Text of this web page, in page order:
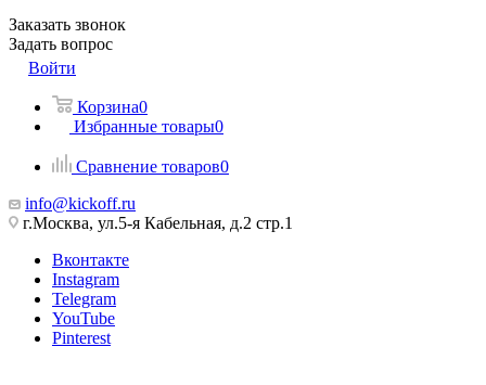
Заказать звонок
Задать вопрос
Войти
Корзина0
Избранные товары0
Сравнение товаров0
info@kickoff.ru
г.Москва, ул.5-я Кабельная, д.2 стр.1
Вконтакте
Instagram
Telegram
YouTube
Pinterest